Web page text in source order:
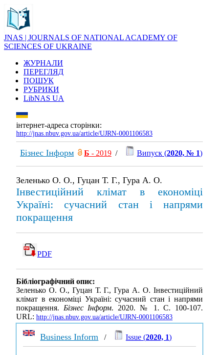
JNAS | JOURNALS OF NATIONAL ACADEMY OF
SCIENCES OF UKRAINE
ЖУРНАЛИ
ПЕРЕГЛЯД
ПОШУК
РУБРИКИ
LibNAS UA
інтернет-адреса сторінки:
http://jnas.nbuv.gov.ua/article/UJRN-0001106583
Бізнес Інформ Б - 2019 / Випуск (2020, № 1)
Зеленько О. О., Гуцан Т. Г., Гура А. О.
Інвестиційний клімат в економіці
Україні: сучасний стан і напрями
покращення
PDF
Бібліографічний опис:
Зеленько О. О., Гуцан Т. Г., Гура А. О. Інвестиційний
клімат в економіці Україні: сучасний стан і напрями
покращення. Бізнес Інформ. 2020. № 1. С. 100-107.
URL: http://jnas.nbuv.gov.ua/article/UJRN-0001106583
Business Inform / Issue (2020, 1)